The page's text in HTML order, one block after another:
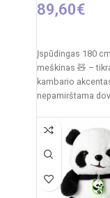
89,60€
Įspūdingas 180
meškinas 🧸 –
kambario
nepamirštama